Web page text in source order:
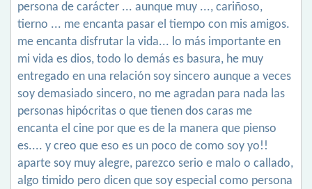
persona de carácter ... aunque muy ..., cariñoso,
tierno ... me encanta pasar el tiempo con mis amigos.
me encanta disfrutar la vida... lo más importante en
mi vida es dios, todo lo demás es basura, he muy
entregado en una relación soy sincero aunque a veces
soy demasiado sincero, no me agradan para nada las
personas hipócritas o que tienen dos caras me
encanta el cine por que es de la manera que pienso
es.... y creo que eso es un poco de como soy yo!!
aparte soy muy alegre, parezco serio e malo o callado,
algo timido pero dicen que soy especial como persona